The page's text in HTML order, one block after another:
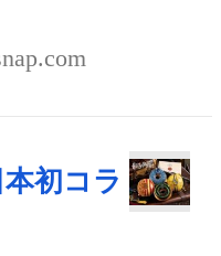
初コラ